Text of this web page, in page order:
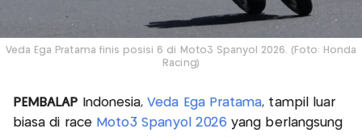
Veda Ega Pratama finis posisi 6 di Moto3 Spanyol 2026. (Foto: Honda
Racing)
PEMBALAP Indonesia,Veda Ega Pratama, tampil luar
biasa di race Moto3 Spanyol 2026 yang berlangsung